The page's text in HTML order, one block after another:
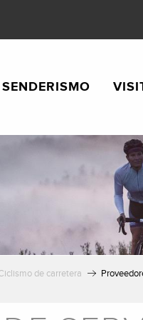
SENDERISMO
de carretera